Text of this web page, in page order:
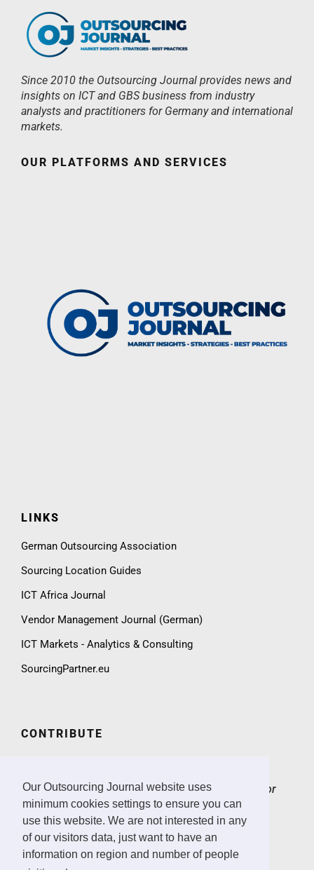
Our Outsourcing Journal website uses
minimum cookies settings to ensure you can
use this website. We are not interested in any
of our visitors data, just want to have an
information on region and number of people
Since 2010 the Outsourcing Journal provides news and
insights on ICT and GBS business from industry
analysts and practitioners for Germany and international
markets.
OUR PLATFORMS AND SERVICES
LINKS
German Outsourcing Association
Sourcing Location Guides
ICT Africa Journal
Vendor Management Journal (German)
ICT Markets - Analytics & Consulting
SourcingPartner.eu
CONTRIBUTE
articles, case studies, market insights and ICT sector
news.> Email
CONTACT & IMPRINT
Email